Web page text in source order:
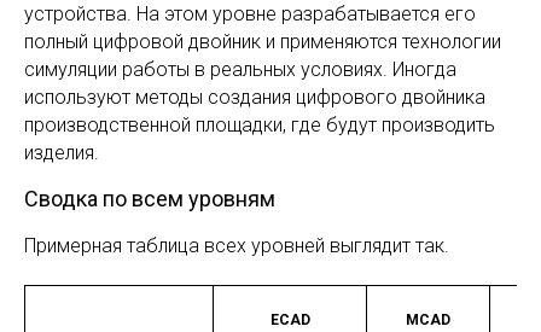
устройства. На этом уровне разрабатывается его
полный цифровой двойник и применяются технологии
симуляции работы в реальных условиях. Иногда
используют методы создания цифрового двойника
производственной площадки, где будут производить
изделия.
Сводка по всем уровням
Примерная таблица всех уровней выглядит так.
ECAD MCAD